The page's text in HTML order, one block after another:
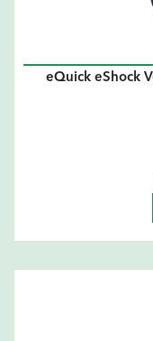
eQuick eShock